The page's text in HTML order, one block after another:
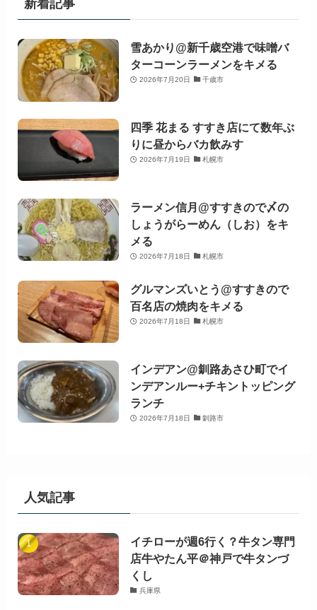
新着記事
雪あかり@新千歳空港で味噌バ
ターコーンラーメンをキメる
2026年7月20日 千歳市
四季 花まる すすき店にて数年ぶ
りに昼からバカ飲みす
2026年7月19日 札幌市
ラーメン信月@すすきので〆の
しょうがらーめん（しお）をキ
メる
2026年7月18日 札幌市
グルマンズいとう@すすきので
百名店の焼肉をキメる
2026年7月18日 札幌市
インデアン@釧路あさひ町でイ
ンデアンルー+チキントッピング
ランチ
2026年7月18日 釧路市
人気記事
イチローが週6行く？牛タン専門
店牛やたん平＠神戸で牛タンづ
くし
兵庫県